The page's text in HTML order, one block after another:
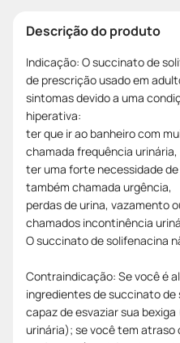
Descrição do produto
Indicação: O succinato de
de prescrição usado em
sintomas devido a uma
hiperativa:
ter que ir ao banheiro com
chamada frequência urinária,
ter uma forte necessidade
também chamada urgência,
perdas de urina, vazamento
chamados incontinência
O succinato de solifenacina
Contraindicação: Se você é
ingredientes de succinato de
capaz de esvaziar sua
urinária); se você tem atraso